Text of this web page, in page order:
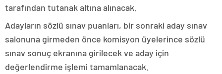
tarafından tutanak altına alınacak.
Adayların sözlü sınav puanları, bir sonraki aday sınav
salonuna girmeden önce komisyon üyelerince sözlü
sınav sonuç ekranına girilecek ve aday için
değerlendirme işlemi tamamlanacak.